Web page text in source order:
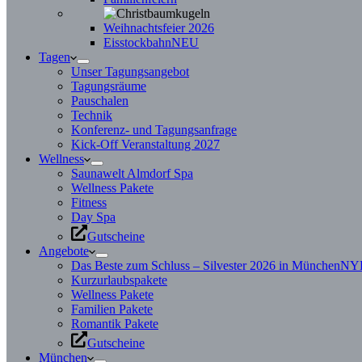
Weihnachtsfeier 2026
EisstockbahnNEU
Tagen
Unser Tagungsangebot
Tagungsräume
Pauschalen
Technik
Konferenz- und Tagungsanfrage
Kick-Off Veranstaltung 2027
Wellness
Saunawelt Almdorf Spa
Wellness Pakete
Fitness
Day Spa
Gutscheine
Angebote
Das Beste zum Schluss – Silvester 2026 in München
Kurzurlaubspakete
Wellness Pakete
Familien Pakete
Romantik Pakete
Gutscheine
München